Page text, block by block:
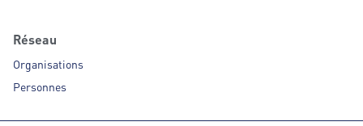
Réseau
Organisations
Personnes